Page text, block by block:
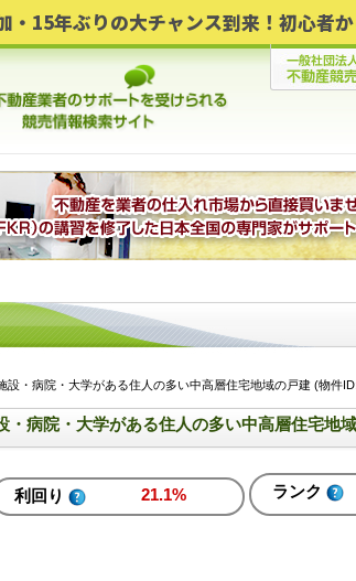
・病院・大学がある住人の多い中高層住宅地域の戸建 (物件
・病院・大学がある住人の多い中高層住宅地
利回り 21.1% ランク